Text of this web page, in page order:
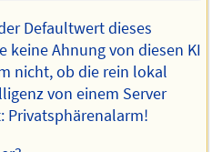
Defaultwert dieses
keine Ahnung von diesen KI
nicht, ob die rein lokal
von einem Server
Privatsphärenalarm!